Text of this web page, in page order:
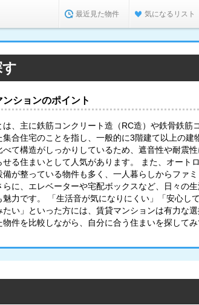
最近見た物件 気になるリスト
ションのポイント
、主に鉄筋コンクリート造（RC造）や鉄骨鉄筋
集合住宅のことを指し、一般的に3階建て以上の建
て構造がしっかりしているため、遮音性や耐震
せる住まいとして人気があります。 また、オート
が整っている物件も多く、一人暮らしからファ
らに、エレベーターや宅配ボックスなど、日々の
魅力です。 「生活音が気になりにくい」「安心し
い」といった方には、賃貸マンションは有力な
件を比較しながら、自分に合う住まいを探してみ